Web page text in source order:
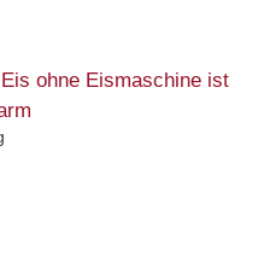
ohne Eismaschine ist